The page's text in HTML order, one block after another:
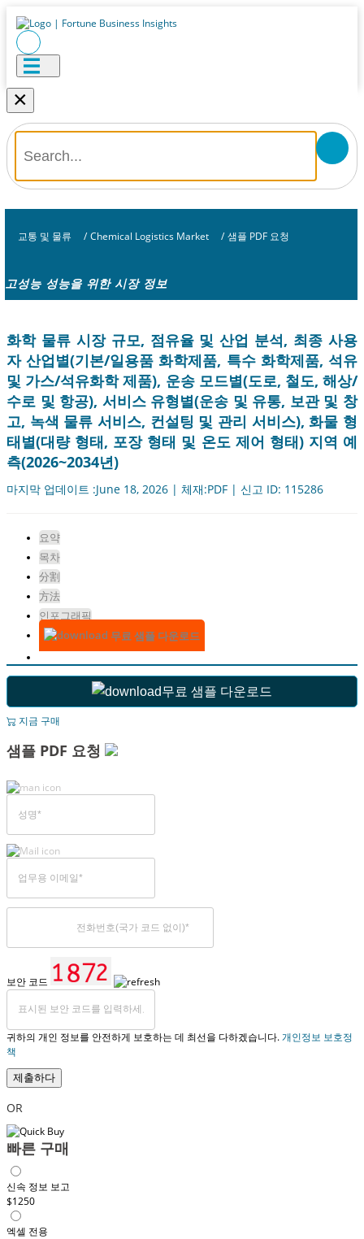
×
교통 및 물류 / Chemical Logistics Market / 샘플 PDF 요청
고성능 성능을 위한 시장 정보
화학 물류 시장 규모, 점유율 및 산업 분석, 최종 사용
자 산업별(기본/일용품 화학제품, 특수 화학제품, 석유
및 가스/석유화학 제품), 운송 모드별(도로, 철도, 해상/
수로 및 항공), 서비스 유형별(운송 및 유통, 보관 및 창
고, 녹색 물류 서비스, 컨설팅 및 관리 서비스), 화물 형
태별(대량 형태, 포장 형태 및 온도 제어 형태) 지역 예
측(2026~2034년)
마지막 업데이트 :June 18, 2026 | 체재:PDF | 신고 ID: 115286
요약
목차
分割
方法
인포그래픽
무료 샘플 다운로드
무료 샘플 다운로드
지금 구매
샘플 PDF 요청
보안 코드
귀하의 개인 정보를 안전하게 보호하는 데 최선을 다하겠습니다.개인정보 보호정
책
제출하다
OR
빠른 구매
신속 정보 보고
$1250
엑셀 전용